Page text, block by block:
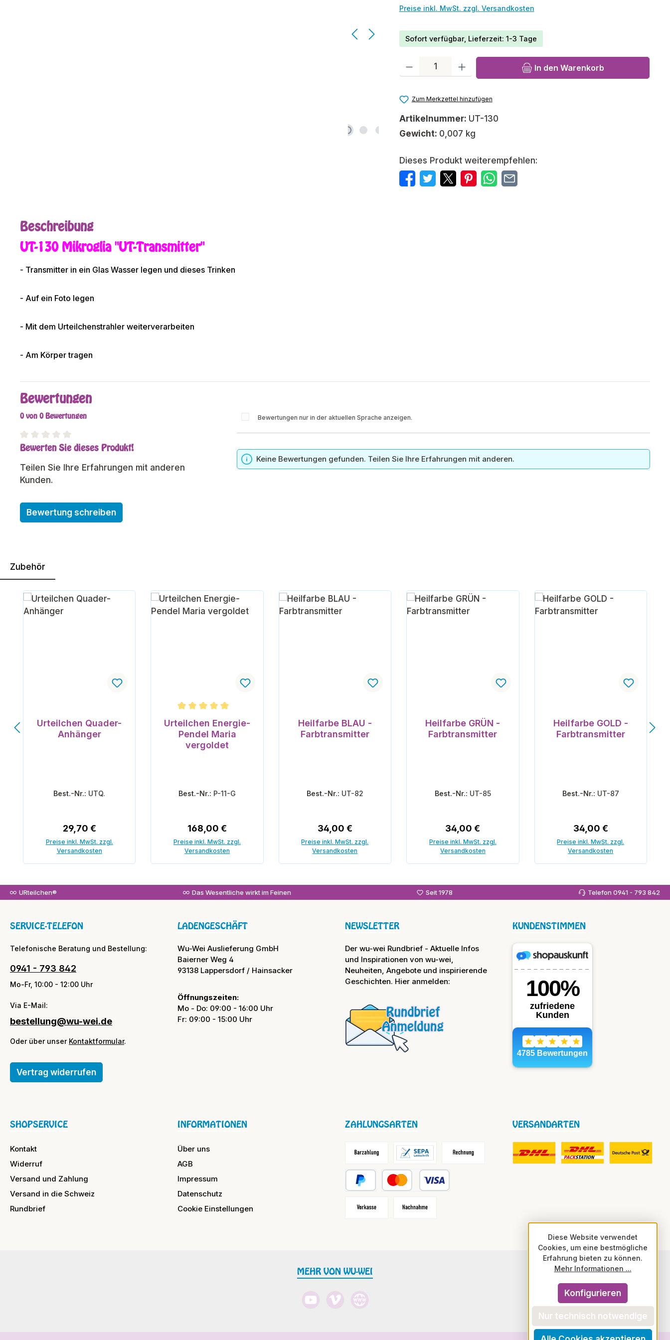
Preise inkl. MwSt. zzgl. Versandkosten
Sofort verfügbar, Lieferzeit: 1-3 Tage
Produkt Anzahl: Gib den gewünschten Wert ein oder benutze die
In den Warenkorb
Zum Merkzettel hinzufügen
Artikelnummer: UT-130
Gewicht: 0,007 kg
Dieses Produkt weiterempfehlen:
Beschreibung
UT-130 Mikroglia "UT-Transmitter"
- Transmitter in ein Glas Wasser legen und dieses Trinken
- Auf ein Foto legen
- Mit dem Urteilchenstrahler weiterverarbeiten
- Am Körper tragen
Bewertungen
0 von 0 Bewertungen
Durchschnittliche Bewertung von 0 von 5 Sternen
Bewerten Sie dieses Produkt!
Teilen Sie Ihre Erfahrungen mit anderen
Kunden.
Bewertung schreiben
Bewertungen nur in der aktuellen Sprache anzeigen.
Keine Bewertungen gefunden. Teilen Sie Ihre Erfahrungen mit anderen.
Zubehör
Produktgalerie überspringen
Urteilchen Quader-
Anhänger
Best.-Nr.: UTQ.
Regulärer Preis:
29,70 €
Preise inkl. MwSt. zzgl.
Versandkosten
Durchschnittliche Bewertung von 5 von 5 Sternen
Urteilchen Energie-
Pendel Maria
vergoldet
Best.-Nr.: P-11-G
Regulärer Preis:
168,00 €
Preise inkl. MwSt. zzgl.
Versandkosten
Heilfarbe BLAU -
Farbtransmitter
Best.-Nr.: UT-82
Regulärer Preis:
34,00 €
Preise inkl. MwSt. zzgl.
Versandkosten
Heilfarbe GRÜN -
Farbtransmitter
Best.-Nr.: UT-85
Regulärer Preis:
34,00 €
Preise inkl. MwSt. zzgl.
Versandkosten
Heilfarbe GOLD -
Farbtransmitter
Best.-Nr.: UT-87
Regulärer Preis:
34,00 €
Preise inkl. MwSt. zzgl.
Versandkosten
URteilchen® Das Wesentliche wirkt im Feinen Seit 1978 Telefon 0941 - 793 842
SERVICE-TELEFON
Telefonische Beratung und Bestellung:
0941 - 793 842
Mo-Fr, 10:00 - 12:00 Uhr
Via E-Mail:
bestellung@wu-wei.de
Oder über unser Kontaktformular.
Vertrag widerrufen
SHOPSERVICE
Kontakt
Widerruf
Versand und Zahlung
Versand in die Schweiz
Rundbrief
INFORMATIONEN
Über uns
AGB
Impressum
Datenschutz
Cookie Einstellungen
NEWSLETTER
Der wu-wei Rundbrief - Aktuelle Infos
und Inspirationen von wu-wei,
Neuheiten, Angebote und inspirierende
Geschichten. Hier anmelden:
KUNDENSTIMMEN
LADENGESCHÄFT
Wu-Wei Auslieferung GmbH
Baierner Weg 4
93138 Lappersdorf / Hainsacker
Öffnungszeiten:
Mo - Do: 09:00 - 16:00 Uhr
Fr: 09:00 - 15:00 Uhr
ZAHLUNGSARTEN
Lastschrift Rechnung
Barzahlung / Versandkostenfrei
VERSANDARTEN
MEHR VON WU-WEI
YouTube Vimeo Website
Diese Website verwendet
Cookies, um eine bestmögliche
Erfahrung bieten zu können.
Mehr Informationen ...
Nur technisch notwendige
Konfigurieren